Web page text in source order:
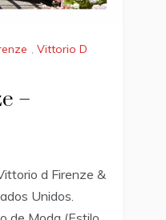
, Vittorio D
–
d Firenze &
Unidos.